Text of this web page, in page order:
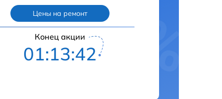
Цены на ремонт
Конец акции
01:13:41